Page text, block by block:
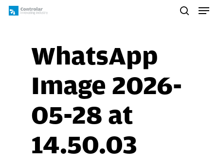
Skip
WhatsApp
Image 2026-
05-28 at
14.50.03